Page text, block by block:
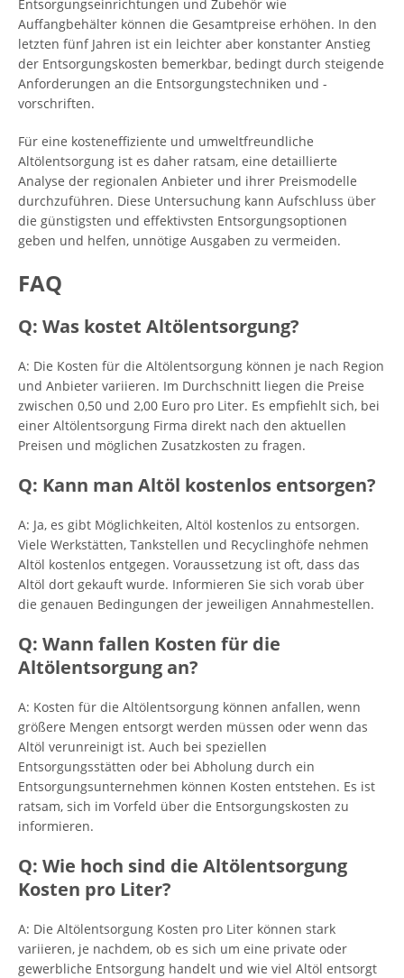
Entsorgungseinrichtungen und Zubehör wie
Auffangbehälter können die Gesamtpreise erhöhen. In den
letzten fünf Jahren ist ein leichter aber konstanter Anstieg
der Entsorgungskosten bemerkbar, bedingt durch steigende
Anforderungen an die Entsorgungstechniken und -
vorschriften.
Für eine kosteneffiziente und umweltfreundliche
Altölentsorgung ist es daher ratsam, eine detaillierte
Analyse der regionalen Anbieter und ihrer Preismodelle
durchzuführen. Diese Untersuchung kann Aufschluss über
die günstigsten und effektivsten Entsorgungsoptionen
geben und helfen, unnötige Ausgaben zu vermeiden.
FAQ
Q: Was kostet Altölentsorgung?
A: Die Kosten für die Altölentsorgung können je nach Region
und Anbieter variieren. Im Durchschnitt liegen die Preise
zwischen 0,50 und 2,00 Euro pro Liter. Es empfiehlt sich, bei
einer Altölentsorgung Firma direkt nach den aktuellen
Preisen und möglichen Zusatzkosten zu fragen.
Q: Kann man Altöl kostenlos entsorgen?
A: Ja, es gibt Möglichkeiten, Altöl kostenlos zu entsorgen.
Viele Werkstätten, Tankstellen und Recyclinghöfe nehmen
Altöl kostenlos entgegen. Voraussetzung ist oft, dass das
Altöl dort gekauft wurde. Informieren Sie sich vorab über
die genauen Bedingungen der jeweiligen Annahmestellen.
Q: Wann fallen Kosten für die
Altölentsorgung an?
A: Kosten für die Altölentsorgung können anfallen, wenn
größere Mengen entsorgt werden müssen oder wenn das
Altöl verunreinigt ist. Auch bei speziellen
Entsorgungsstätten oder bei Abholung durch ein
Entsorgungsunternehmen können Kosten entstehen. Es ist
ratsam, sich im Vorfeld über die Entsorgungskosten zu
informieren.
Q: Wie hoch sind die Altölentsorgung
Kosten pro Liter?
A: Die Altölentsorgung Kosten pro Liter können stark
variieren, je nachdem, ob es sich um eine private oder
gewerbliche Entsorgung handelt und wie viel Altöl entsorgt